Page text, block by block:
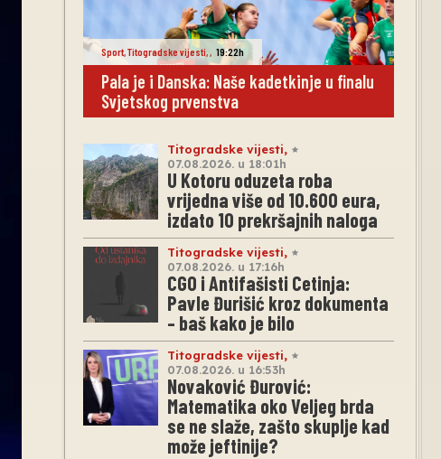
Sport,Titogradske vijesti,, 19:22h
Pala je i Danska: Naše kadetkinje u finalu
Svjetskog prvenstva
Titogradske vijesti,
07.08.2026. u 18:01h
U Kotoru oduzeta roba
vrijedna više od 10.600 eura,
izdato 10 prekršajnih naloga
Titogradske vijesti,
07.08.2026. u 17:16h
CGO i Antifašisti Cetinja:
Pavle Đurišić kroz dokumenta
– baš kako je bilo
Titogradske vijesti,
07.08.2026. u 16:53h
Novaković Đurović:
Matematika oko Veljeg brda
se ne slaže, zašto skuplje kad
može jeftinije?